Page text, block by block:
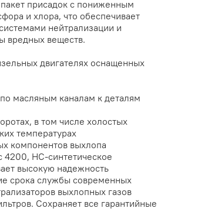
присадок с пониженным
и хлора, что обеспечивает
нейтрализации и
вредных веществ.
двигателях оснащенных
масляным каналам к деталям
в том числе холостых
температурах
компонентов выхлопа
HC-синтетическое
высокую надежность
срока службы современных
выхлопных газов
Сохраняет все гарантийные